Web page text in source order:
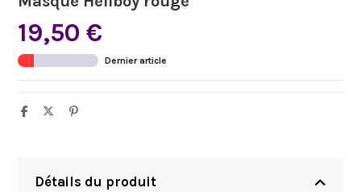
19,50 €
Dernier article
Détails du produit